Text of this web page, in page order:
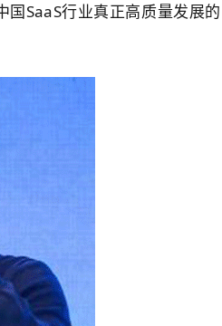
SaaS行业真正高质量发展的